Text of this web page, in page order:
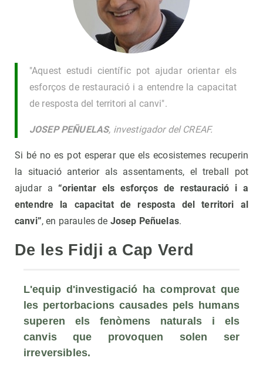
"Aquest estudi científic pot ajudar orientar els
esforços de restauració i a entendre la capacitat
de resposta del territori al canvi".
JOSEP PEÑUELAS, investigador del CREAF.
Si bé no es pot esperar que els ecosistemes recuperin
la situació anterior als assentaments, el treball pot
ajudar a“orientar els esforços de restauració i a
entendre la capacitat de resposta del territori al
canvi”, en paraules de Josep Peñuelas.
De les Fidji a Cap Verd
L'equip d'investigació ha comprovat que
les pertorbacions causades pels humans
superen els fenòmens naturals i els
canvis que provoquen solen ser
irreversibles.